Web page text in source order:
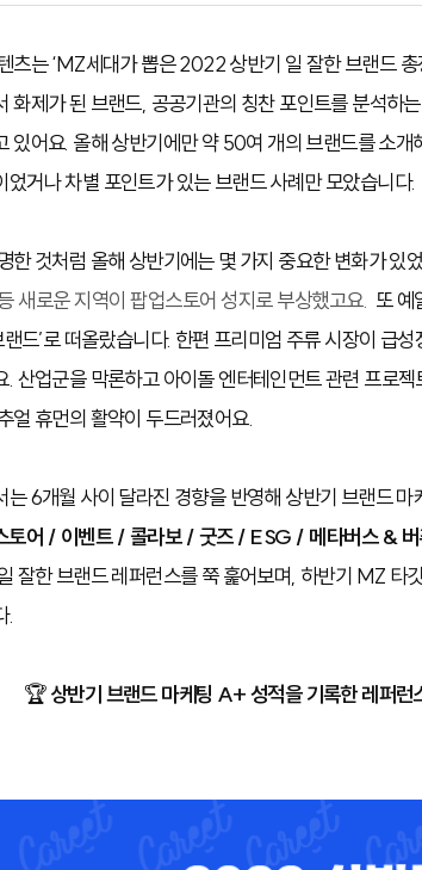
츠는 ‘MZ세대가 뽑은 2022 상반기 일 잘한 브랜드
화제가 된 브랜드, 공공기관의 칭찬 포인트를 분석하
있어요. 올해 상반기에만 약 50여 개의 브랜드를 소개
었거나 차별 포인트가 있는 브랜드 사례만 모았습니다.
한 것처럼 올해 상반기에는 몇 가지 중요한 변화가 있
새로운 지역이 팝업스토어 성지로 부상했고요. 또 예
랜드’로 떠올랐습니다. 한편 프리미엄 주류 시장이 급
. 산업군을 막론하고 아이돌 엔터테인먼트 관련 프로
얼 휴먼의 활약이 두드러졌어요.
는 6개월 사이 달라진 경향을 반영해 상반기 브랜드 마
토어 / 이벤트 / 콜라보 / 굿즈 / ESG / 메타버스 & 버
잘한 브랜드 레퍼런스를 쭉 훑어보며, 하반기 MZ 타
.
🏆상반기 브랜드 마케팅 A+ 성적을 기록한 레퍼런